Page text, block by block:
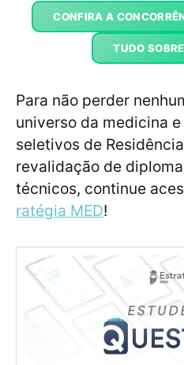
CONFIRA A
TUDO
Para não perder
universo da medicina
seletivos de
revalidação de
técnicos, continue
ratégia MED!